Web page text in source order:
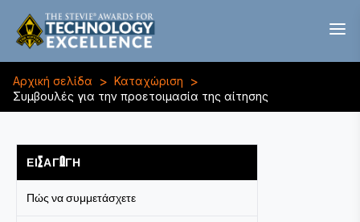
Αρχική σελίδα > Καταχώριση >
Συμβουλές για την προετοιμασία της αίτησης
ΕΙΣΑΓΩΓΉ
Πώς να συμμετάσχετε